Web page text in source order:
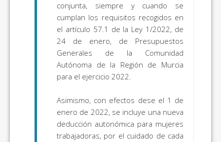
conjunta, siempre y cuando se
cumplan los requisitos recogidos en
el artículo 57.1 de la Ley 1/2022, de
24 de enero, de Presupuestos
Generales de la Comunidad
Autónoma de la Región de Murcia
para el ejercicio 2022.
Asimismo, con efectos dese el 1 de
enero de 2022, se incluye una nueva
deducción autonómica para mujeres
trabajadoras, por el cuidado de cada